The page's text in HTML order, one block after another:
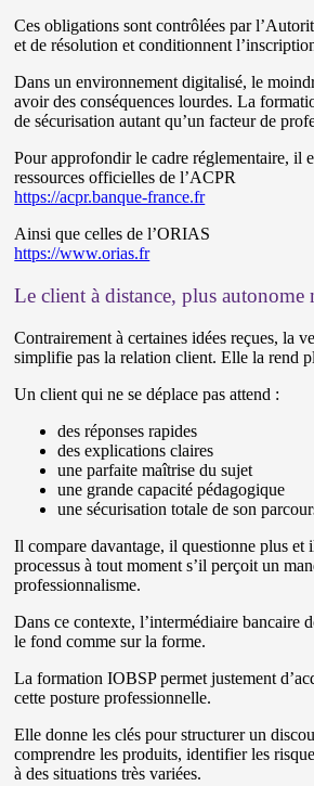
Ces obligations sont contrôlées par
et de résolution et conditionnent
Dans un environnement digitalisé, le
avoir des conséquences lourdes. La
de sécurisation autant qu’un facteur de
Pour approfondir le cadre réglementaire, il
ressources officielles de l’ACPR
https://acpr.banque-france.fr
Ainsi que celles de l’ORIAS
https://www.orias.fr
Le client à distance, plus autonome
Contrairement à certaines idées reçues, la
simplifie pas la relation client. Elle la rend
Un client qui ne se déplace pas attend :
des réponses rapides
des explications claires
une parfaite maîtrise du sujet
une grande capacité pédagogique
une sécurisation totale de son
Il compare davantage, il questionne plus et
processus à tout moment s’il perçoit un
professionnalisme.
Dans ce contexte, l’intermédiaire bancaire
le fond comme sur la forme.
La formation IOBSP permet justement
cette posture professionnelle.
Elle donne les clés pour structurer un
comprendre les produits, identifier les
à des situations très variées.